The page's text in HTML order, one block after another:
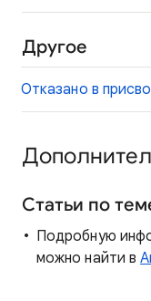
Другое
Отказано в
Статьи по
Подробную
можно найти в